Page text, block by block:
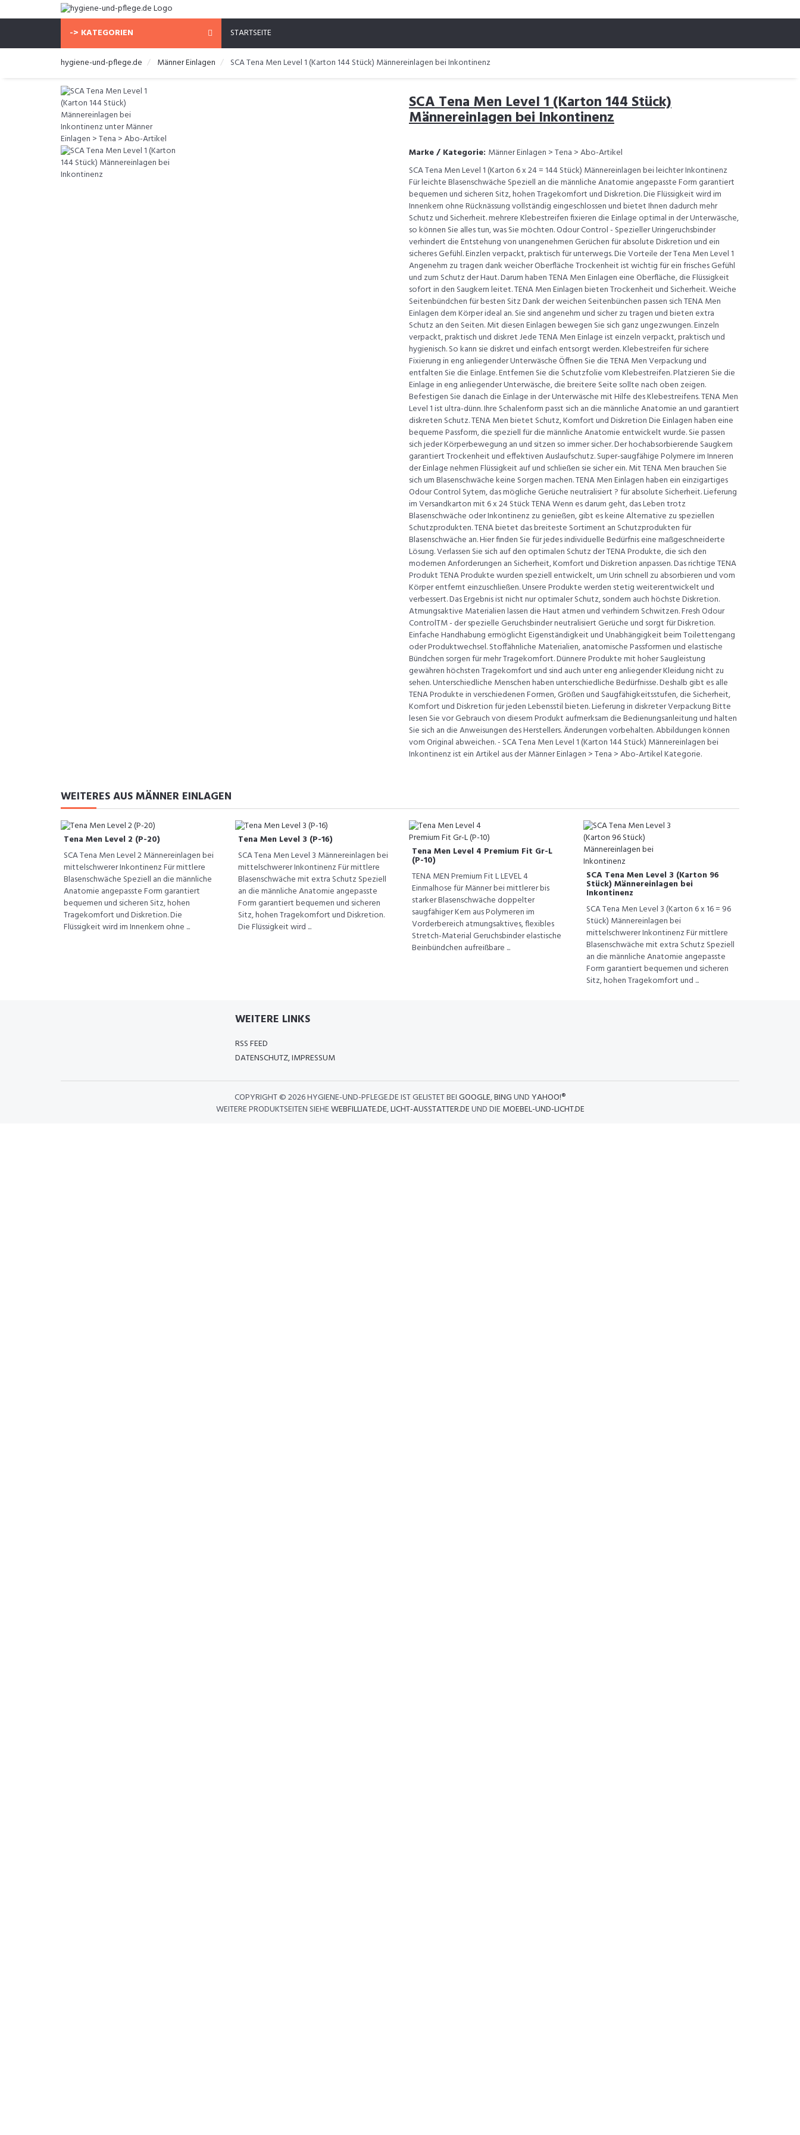
-> KATEGORIEN STARTSEITE
hygiene-und-pflege.de Männer Einlagen SCA Tena Men Level 1 (Karton 144 Stück) Männereinlagen bei Inkontinenz
SCA Tena Men Level 1 (Karton 144 Stück)
Männereinlagen bei Inkontinenz
Marke / Kategorie: Männer Einlagen > Tena > Abo-Artikel
SCA Tena Men Level 1 (Karton 6 x 24 = 144 Stück) Männereinlagen bei leichter Inkontinenz
Für leichte Blasenschwäche Speziell an die männliche Anatomie angepasste Form garantiert
bequemen und sicheren Sitz, hohen Tragekomfort und Diskretion. Die Flüssigkeit wird im
Innenkern ohne Rücknässung vollständig eingeschlossen und bietet Ihnen dadurch mehr
Schutz und Sicherheit. mehrere Klebestreifen fixieren die Einlage optimal in der Unterwäsche,
so können Sie alles tun, was Sie möchten. Odour Control - Spezieller Uringeruchsbinder
verhindert die Entstehung von unangenehmen Gerüchen für absolute Diskretion und ein
sicheres Gefühl. Einzlen verpackt, praktisch für unterwegs. Die Vorteile der Tena Men Level 1
Angenehm zu tragen dank weicher Oberfläche Trockenheit ist wichtig für ein frisches Gefühl
und zum Schutz der Haut. Darum haben TENA Men Einlagen eine Oberfläche, die Flüssigkeit
sofort in den Saugkern leitet. TENA Men Einlagen bieten Trockenheit und Sicherheit. Weiche
Seitenbündchen für besten Sitz Dank der weichen Seitenbünchen passen sich TENA Men
Einlagen dem Körper ideal an. Sie sind angenehm und sicher zu tragen und bieten extra
Schutz an den Seiten. Mit diesen Einlagen bewegen Sie sich ganz ungezwungen. Einzeln
verpackt, praktisch und diskret Jede TENA Men Einlage ist einzeln verpackt, praktisch und
hygienisch. So kann sie diskret und einfach entsorgt werden. Klebestreifen für sichere
Fixierung in eng anliegender Unterwäsche Öffnen Sie die TENA Men Verpackung und
entfalten Sie die Einlage. Entfernen Sie die Schutzfolie vom Klebestreifen. Platzieren Sie die
Einlage in eng anliegender Unterwäsche, die breitere Seite sollte nach oben zeigen.
Befestigen Sie danach die Einlage in der Unterwäsche mit Hilfe des Klebestreifens. TENA Men
Level 1 ist ultra-dünn. Ihre Schalenform passt sich an die männliche Anatomie an und garantiert
diskreten Schutz. TENA Men bietet Schutz, Komfort und Diskretion Die Einlagen haben eine
bequeme Passform, die speziell für die männliche Anatomie entwickelt wurde. Sie passen
sich jeder Körperbewegung an und sitzen so immer sicher. Der hochabsorbierende Saugkern
garantiert Trockenheit und effektiven Auslaufschutz. Super-saugfähige Polymere im Inneren
der Einlage nehmen Flüssigkeit auf und schließen sie sicher ein. Mit TENA Men brauchen Sie
sich um Blasenschwäche keine Sorgen machen. TENA Men Einlagen haben ein einzigartiges
Odour Control Sytem, das mögliche Gerüche neutralisiert ? für absolute Sicherheit. Lieferung
im Versandkarton mit 6 x 24 Stück TENA Wenn es darum geht, das Leben trotz
Blasenschwäche oder Inkontinenz zu genießen, gibt es keine Alternative zu speziellen
Schutzprodukten. TENA bietet das breiteste Sortiment an Schutzprodukten für
Blasenschwäche an. Hier finden Sie für jedes individuelle Bedürfnis eine maßgeschneiderte
Lösung. Verlassen Sie sich auf den optimalen Schutz der TENA Produkte, die sich den
modernen Anforderungen an Sicherheit, Komfort und Diskretion anpassen. Das richtige TENA
Produkt TENA Produkte wurden speziell entwickelt, um Urin schnell zu absorbieren und vom
Körper entfernt einzuschließen. Unsere Produkte werden stetig weiterentwickelt und
verbessert. Das Ergebnis ist nicht nur optimaler Schutz, sondern auch höchste Diskretion.
Atmungsaktive Materialien lassen die Haut atmen und verhindern Schwitzen. Fresh Odour
ControlTM - der spezielle Geruchsbinder neutralisiert Gerüche und sorgt für Diskretion.
Einfache Handhabung ermöglicht Eigenständigkeit und Unabhängigkeit beim Toilettengang
oder Produktwechsel. Stoffähnliche Materialien, anatomische Passformen und elastische
Bündchen sorgen für mehr Tragekomfort. Dünnere Produkte mit hoher Saugleistung
gewähren höchsten Tragekomfort und sind auch unter eng anliegender Kleidung nicht zu
sehen. Unterschiedliche Menschen haben unterschiedliche Bedürfnisse. Deshalb gibt es alle
TENA Produkte in verschiedenen Formen, Größen und Saugfähigkeitsstufen, die Sicherheit,
Komfort und Diskretion für jeden Lebensstil bieten. Lieferung in diskreter Verpackung Bitte
lesen Sie vor Gebrauch von diesem Produkt aufmerksam die Bedienungsanleitung und halten
Sie sich an die Anweisungen des Herstellers. Änderungen vorbehalten. Abbildungen können
vom Original abweichen. - SCA Tena Men Level 1 (Karton 144 Stück) Männereinlagen bei
Inkontinenz ist ein Artikel aus der Männer Einlagen > Tena > Abo-Artikel Kategorie.
WEITERES AUS MÄNNER EINLAGEN
Tena Men Level 2 (P-20)
SCA Tena Men Level 2 Männereinlagen bei
mittelschwerer Inkontinenz Für mittlere
Blasenschwäche Speziell an die männliche
Anatomie angepasste Form garantiert
bequemen und sicheren Sitz, hohen
Tragekomfort und Diskretion. Die
Flüssigkeit wird im Innenkern ohne ...
Tena Men Level 3 (P-16)
SCA Tena Men Level 3 Männereinlagen bei
mittelschwerer Inkontinenz Für mittlere
Blasenschwäche mit extra Schutz Speziell
an die männliche Anatomie angepasste
Form garantiert bequemen und sicheren
Sitz, hohen Tragekomfort und Diskretion.
Die Flüssigkeit wird ...
Tena Men Level 4 Premium Fit Gr-L
(P-10)
TENA MEN Premium Fit L LEVEL 4
Einmalhose für Männer bei mittlerer bis
starker Blasenschwäche doppelter
saugfähiger Kern aus Polymeren im
Vorderbereich atmungsaktives, flexibles
Stretch-Material Geruchsbinder elastische
Beinbündchen aufreißbare ...
SCA Tena Men Level 3 (Karton 96
Stück) Männereinlagen bei
Inkontinenz
SCA Tena Men Level 3 (Karton 6 x 16 = 96
Stück) Männereinlagen bei
mittelschwerer Inkontinenz Für mittlere
Blasenschwäche mit extra Schutz Speziell
an die männliche Anatomie angepasste
Form garantiert bequemen und sicheren
Sitz, hohen Tragekomfort und ...
WEITERE LINKS
RSS FEED
DATENSCHUTZ, IMPRESSUM
COPYRIGHT ©2026 HYGIENE-UND-PFLEGE.DE IST GELISTET BEIGOOGLE,BINGUND YAHOO!®
WEITERE PRODUKTSEITEN SIEHEWEBFILLIATE.DE,LICHT-AUSSTATTER.DEUND DIE MOEBEL-UND-LICHT.DE